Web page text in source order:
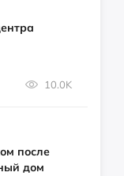
10.0K
после
дом